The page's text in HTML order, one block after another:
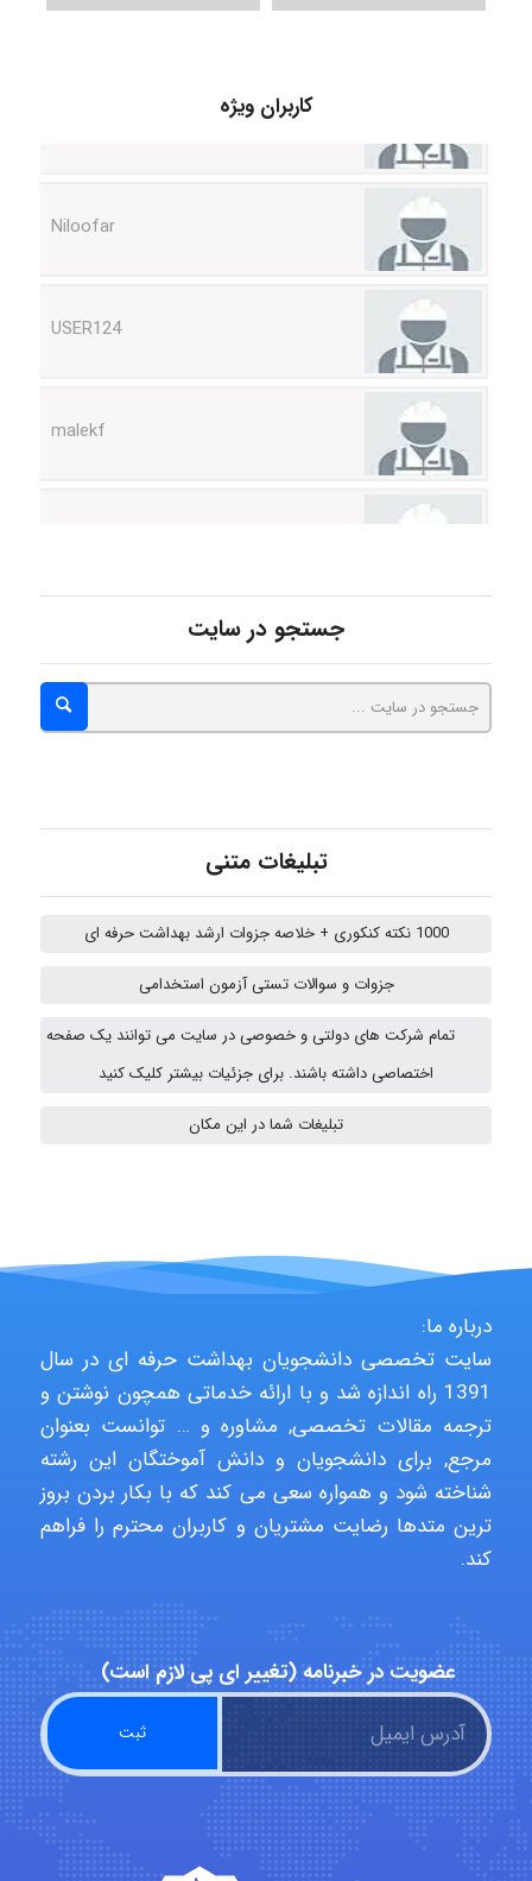
کاربران ویژه
A.balandeh
aghajari vahid
USER124
malekf
abolfazlkoshehe
abolfazlkoshehe
A.balandeh
fatima
جستجو در سایت
تبلیغات متنی
1000 نکته کنکوری + خلاصه جزوات ارشد بهداشت حرفه ای
جزوات و سوالات تستی آزمون استخدامی
تمام شرکت های دولتی و خصوصی در سایت می توانند یک صفحه
اختصاصی داشته باشند. برای جزئیات بیشتر کلیک کنید
تبلیغات شما در این مکان
درباره ما:
سایت تخصصی دانشجویان بهداشت حرفه ای در سال
1391 راه اندازه شد و با ارائه خدماتی همچون نوشتن و
ترجمه مقالات تخصصی, مشاوره و … توانست بعنوان
مرجع, برای دانشجویان و دانش آموختگان این رشته
شناخته شود و همواره سعی می کند که با بکار بردن بروز
ترین متدها رضایت مشتریان و کاربران محترم را فراهم
کند.
عضویت در خبرنامه (تغییر ای پی لازم است)